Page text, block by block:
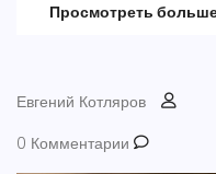
Просмотреть
Евгений Котляров
0 Комментарии